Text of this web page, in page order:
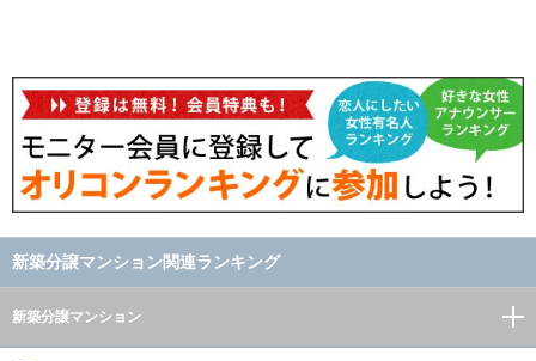
新築分譲マンション関連ランキング
新築分譲マンション